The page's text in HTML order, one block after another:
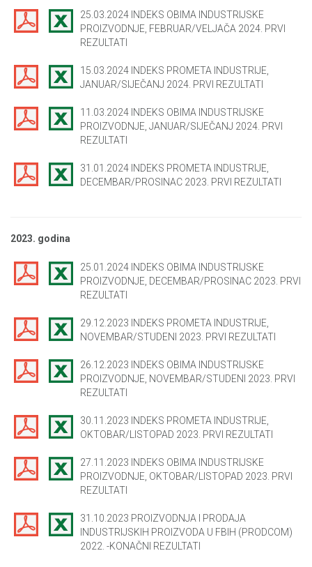
25.03.2024 INDEKS OBIMA INDUSTRIJSKE
PROIZVODNJE, FEBRUAR/VELJAČA 2024. PRVI
REZULTATI
15.03.2024 INDEKS PROMETA INDUSTRIJE,
JANUAR/SIJEČANJ 2024. PRVI REZULTATI
11.03.2024 INDEKS OBIMA INDUSTRIJSKE
PROIZVODNJE, JANUAR/SIJEČANJ 2024. PRVI
REZULTATI
31.01.2024 INDEKS PROMETA INDUSTRIJE,
DECEMBAR/PROSINAC 2023. PRVI REZULTATI
2023. godina
25.01.2024 INDEKS OBIMA INDUSTRIJSKE
PROIZVODNJE, DECEMBAR/PROSINAC 2023. PRVI
REZULTATI
29.12.2023 INDEKS PROMETA INDUSTRIJE,
NOVEMBAR/STUDENI 2023. PRVI REZULTATI
26.12.2023 INDEKS OBIMA INDUSTRIJSKE
PROIZVODNJE, NOVEMBAR/STUDENI 2023. PRVI
REZULTATI
30.11.2023 INDEKS PROMETA INDUSTRIJE,
OKTOBAR/LISTOPAD 2023. PRVI REZULTATI
27.11.2023 INDEKS OBIMA INDUSTRIJSKE
PROIZVODNJE, OKTOBAR/LISTOPAD 2023. PRVI
REZULTATI
31.10.2023 PROIZVODNJA I PRODAJA
INDUSTRIJSKIH PROIZVODA U FBIH (PRODCOM)
2022. -KONAČNI REZULTATI